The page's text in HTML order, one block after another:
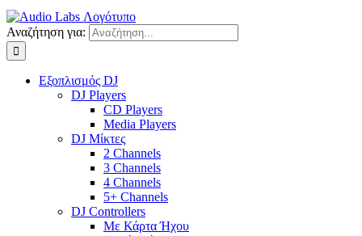
Αναζήτηση για:
Εξοπλισμός DJ
DJ Players
CD Players
Media Players
DJ Μίκτες
2 Channels
3 Channels
4 Channels
5+ Channels
DJ Controllers
Με Κάρτα Ήχου